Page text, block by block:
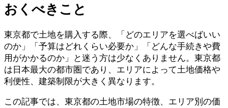
おくべきこと
東京都で土地を購入する際、「どのエリアを選べばいい
のか」「予算はどれくらい必要か」「どんな手続きや費
用がかかるのか」と迷う方は少なくありません。東京都
は日本最大の都市圏であり、エリアによって土地価格や
利便性、建築制限が大きく異なります。
この記事では、東京都の土地市場の特徴、エリア別の価